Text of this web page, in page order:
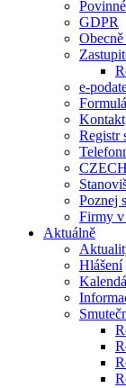
GDPR
e-
Registr
Poznej
Firmy v
Aktuálně
Hlášení